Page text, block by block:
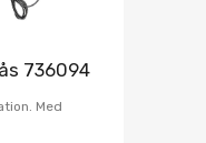
736094
Med